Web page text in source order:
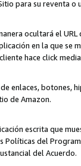
para su reventa o
ocultará el
en la que
hace click
enlaces, botones,
de Amazon.
escrita que
Políticas del
del Acuerdo.